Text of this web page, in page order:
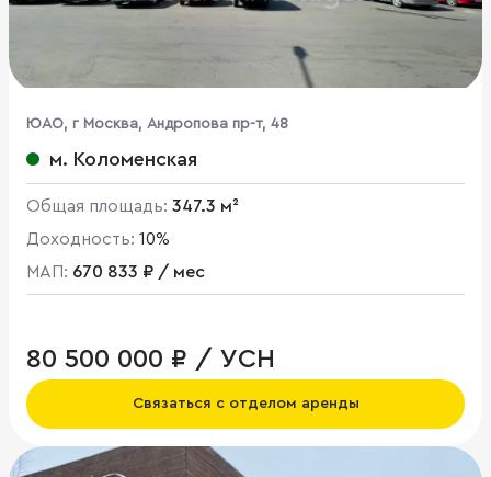
ЮАО, г Москва, Андропова пр-т, 48
м. Коломенская
Общая площадь: 347.3 м²
Доходность: 10%
МАП: 670 833 ₽ / мес
80 500 000 ₽ / УСН
Связаться с отделом аренды